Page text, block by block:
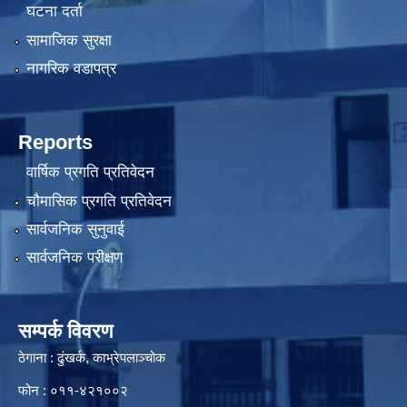
घटना दर्ता
सामाजिक सुरक्षा
नागरिक वडापत्र
Reports
वार्षिक प्रगति प्रतिवेदन
चौमासिक प्रगति प्रतिवेदन
सार्वजनिक सुनुवाई
सार्वजनिक परीक्षण
सम्पर्क विवरण
ठेगाना : ढुंखर्क, काभ्रेपलाञ्चोक
फोन : ०११-४२१००२